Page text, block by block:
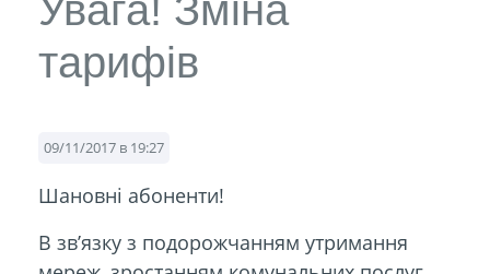
Увага! Зміна
тарифів
09/11/2017 в 19:27
Шановні абоненти!
В зв’язку з подорожчанням утримання